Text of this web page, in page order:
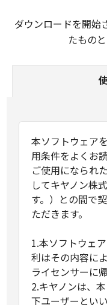
ダウンロードを開始
たもの
本ソフトウェア
用条件をよくお
ご使用になられ
してキヤノン株
す。）との間で
ただきます。
1.本ソフトウェ
利はその内容に
ライセンサーに
2.キヤノンは、
下ユーザーとい